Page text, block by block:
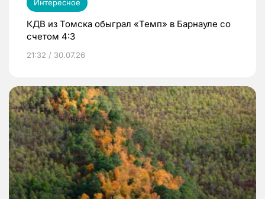
Интересное
КДВ из Томска обыграл «Темп» в Барнауле со
счетом 4:3
21:32 / 30.07.26